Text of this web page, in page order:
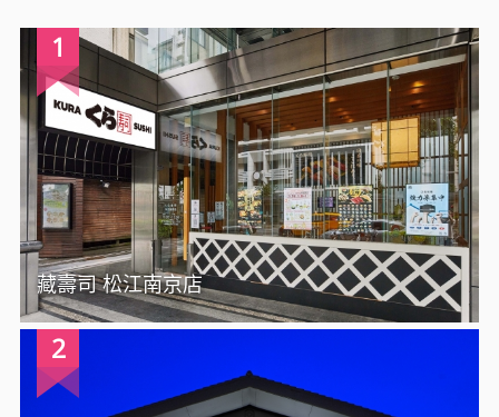
1
藏壽司 松江南京店
2